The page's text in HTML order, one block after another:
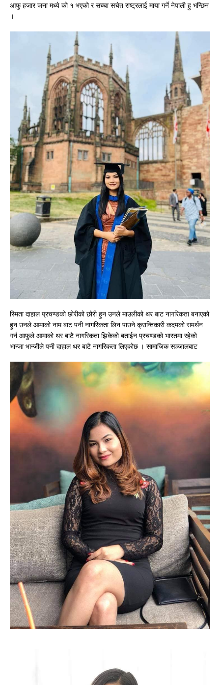
आफु हजार जना मध्ये को १ भएको र सच्चा सचेत राष्ट्रलाई माया गर्ने नेपाली हु भन्छिन
।
स्मिता दाहाल प्रचण्डको छोरीको छोरी हुन उनले माउलीको थर बाट नागरिकता बनाएको
हुन उनले आमाको नाम बाट पनी नागरिकता लिन पाउने क्रान्तिकारी कदमको समर्थन
गर्न आफुले आमाको थर बाटै नागरिकता झिकेको बताईन प्रचण्डको भारतमा रहेको
भान्जा भान्जीले पनी दाहाल थर बाटै नागरिकता लिएकोछ । सामाजिक सञ्जालबाट